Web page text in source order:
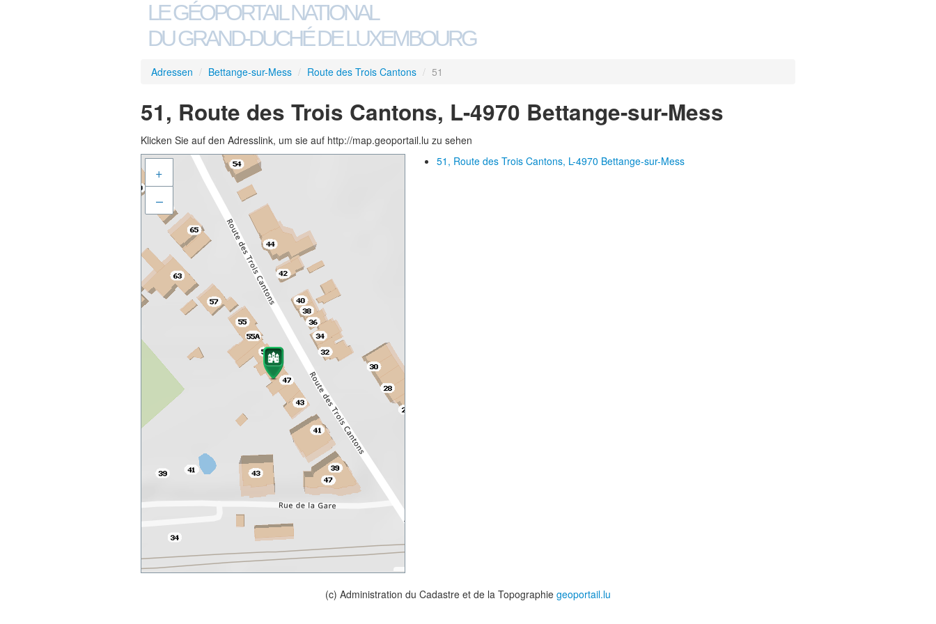
LE GÉOPORTAIL NATIONAL
DU GRAND-DUCHÉ DE LUXEMBOURG
Adressen / Bettange-sur-Mess / Route des Trois Cantons / 51
51, Route des Trois Cantons, L-4970 Bettange-sur-Mess
Klicken Sie auf den Adresslink, um sie auf http://map.geoportail.lu zu sehen
+
–
51, Route des Trois Cantons, L-4970 Bettange-sur-Mess
(c) Administration du Cadastre et de la Topographie geoportail.lu